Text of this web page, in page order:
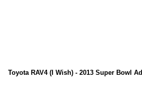
Toyota RAV4 (I Wish) - 2013 Super Bowl Ad